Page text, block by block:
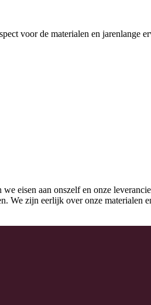
voor de materialen en jarenlange
eisen aan onszelf en onze
We zijn eerlijk over onze